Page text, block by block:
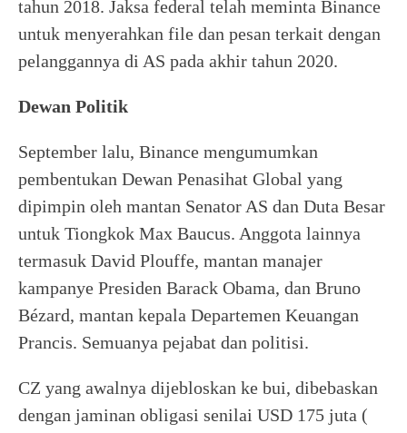
tahun 2018. Jaksa federal telah meminta Binance
untuk menyerahkan file dan pesan terkait dengan
pelanggannya di AS pada akhir tahun 2020.
Dewan Politik
September lalu, Binance mengumumkan
pembentukan Dewan Penasihat Global yang
dipimpin oleh mantan Senator AS dan Duta Besar
untuk Tiongkok Max Baucus. Anggota lainnya
termasuk David Plouffe, mantan manajer
kampanye Presiden Barack Obama, dan Bruno
Bézard, mantan kepala Departemen Keuangan
Prancis. Semuanya pejabat dan politisi.
CZ yang awalnya dijebloskan ke bui, dibebaskan
dengan jaminan obligasi senilai USD 175 juta (